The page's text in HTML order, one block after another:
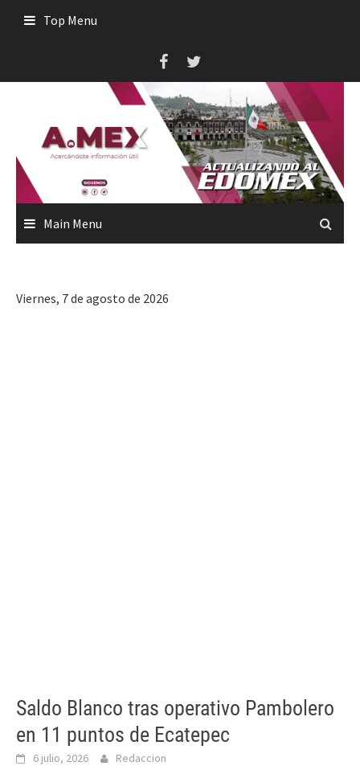
Top Menu
Main Menu
Viernes, 7 de agosto de 2026
Saldo Blanco tras operativo Pambolero
en 11 puntos de Ecatepec
6 julio, 2026 Redaccion